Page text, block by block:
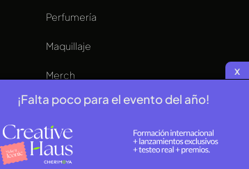
Perfumería
Maquillaje
Merch
¡Falta poco para el evento del año!
x